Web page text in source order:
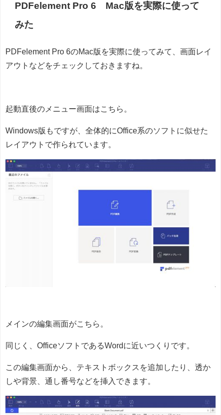
PDFelement Pro 6 Mac版を実際に使って
みた
PDFelement Pro 6のMac版を実際に使ってみて、画面レイ
アウトなどをチェックしておきますね。
起動直後のメニュー画面はこちら。
Windows版もですが、全体的にOffice系のソフトに似せた
レイアウトで作られています。
メインの編集画面がこちら。
同じく、OfficeソフトであるWordに近いつくりです。
この編集画面から、テキストボックスを追加したり、透か
しや背景、通し番号などを挿入できます。